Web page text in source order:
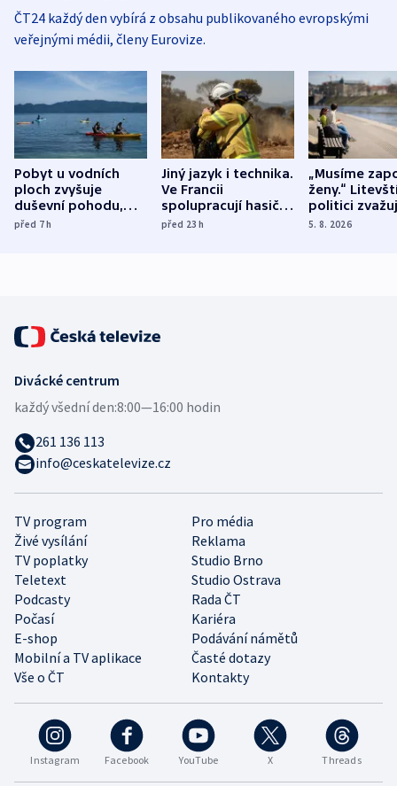
ČT24 každý den vybírá z obsahu publikovaného evropskými
veřejnými médii, členy Eurovize.
Pobyt u vodních
ploch zvyšuje
duševní pohodu,
ukázala
před 7h
Jiný jazyk i technika.
Ve Francii
spolupracují hasiči z
různých zemí
před 23h
„Musíme
ženy.“
politici
dohodu o
5. 8. 2026
Instagram Facebook YouTube X Threads
TV program
Pro média
Živé vysílání
Reklama
TV poplatky
Studio Brno
Teletext
Studio Ostrava
Podcasty
Rada ČT
Počasí
Kariéra
E-shop
Podávání námětů
Mobilní a TV aplikace
Časté dotazy
Vše o ČT
Kontakty
Divácké centrum
každý všední den:8:00—16:00 hodin
261 136 113
info@ceskatelevize.cz